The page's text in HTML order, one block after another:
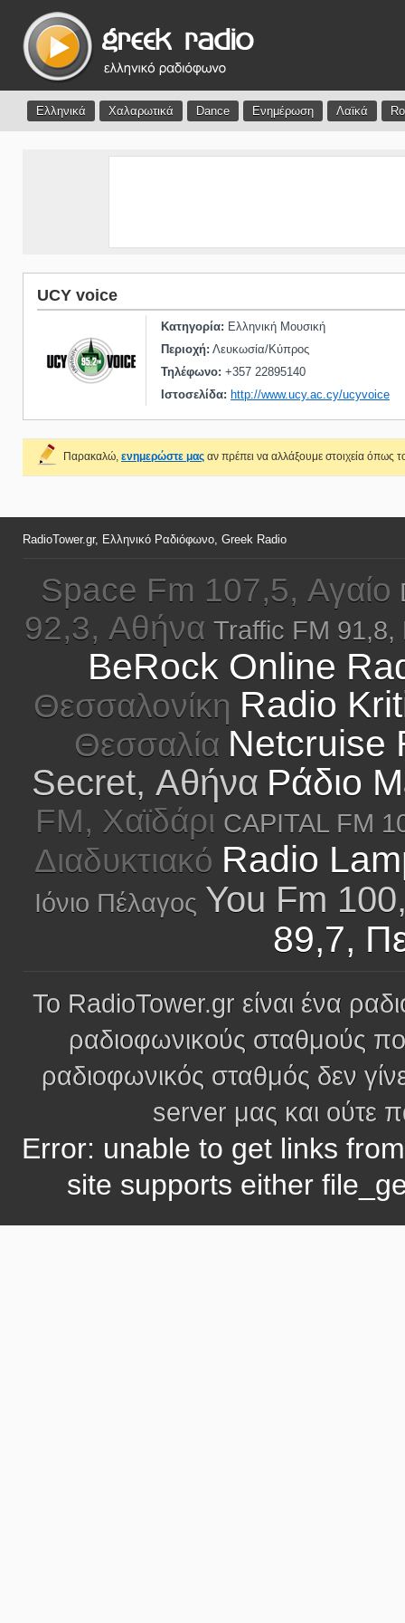
Ελληνικά Χαλαρωτικά Dance Ενημέρωση Λαϊκά
UCY voice
Κατηγορία: Ελληνική Μουσική
Περιοχή: Λευκωσία/Κύπρος
Τηλέφωνο: +357 22895140
Ιστοσελίδα: http://www.ucy.ac.cy/ucyvoice
Παρακαλώ, ενημερώστε μας αν πρέπει να αλλάξουμε στοιχεία όπως
RadioTower.gr, Ελληνικό Ραδιόφωνο, Greek Radio
Space Fm 107,5, Αγαίο
92,3, Αθήνα Traffic FM 91,8,
BeRock Online
Θεσσαλονίκη Radio
Θεσσαλία Netcruise
Secret, Αθήνα Ράδιο
FM, Χαϊδάρι CAPITAL FM
Διαδυκτιακό Radio
Ιόνιο Πέλαγος You Fm
89,7,
Το RadioTower.gr είναι ένα
ραδιοφωνικούς σταθμούς
ραδιοφωνικός σταθμός δεν
server μας και ούτε
Error: unable to get links
site supports either